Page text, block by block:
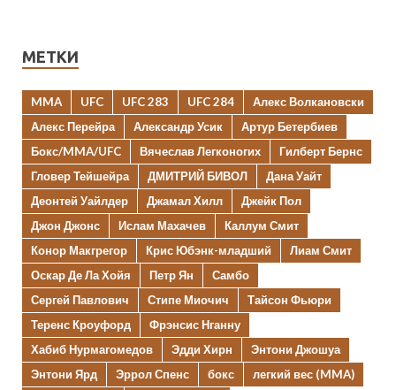
МЕТКИ
MMA UFC UFC 283 UFC 284
Алекс Волкановски
Алекс Перейра
Александр Усик
Артур Бетербиев
Бокс/MMA/UFC
Вячеслав Легконогих
Гилберт Бернс
Гловер Тейшейра
ДМИТРИЙ БИВОЛ
Дана Уайт
Деонтей Уайлдер
Джамал Хилл
Джейк Пол
Джон Джонс
Ислам Махачев
Каллум Смит
Конор Макгрегор
Крис Юбэнк-младший
Лиам Смит
Оскар Де Ла Хойя
Петр Ян
Самбо
Сергей Павлович
Стипе Миочич
Тайсон Фьюри
Теренс Кроуфорд
Фрэнсис Нганну
Хабиб Нурмагомедов
Эдди Хирн
Энтони Джошуа
Энтони Ярд
Эррол Спенс бокс
легкий вес (MMA)